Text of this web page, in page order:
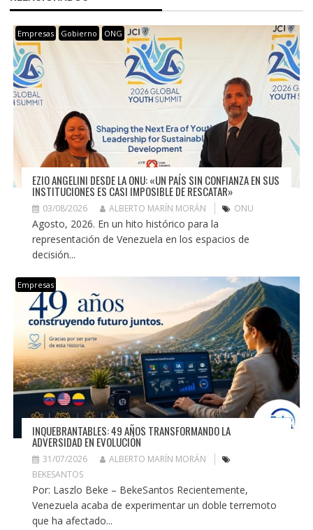
Empresas Gobierno ONG
EZIO ANGELINI DESDE LA ONU: «UN PAÍS SIN CONFIANZA EN SUS
INSTITUCIONES ES CASI IMPOSIBLE DE RESCATAR»
03/08/2026 ALBERTO MARÍN MORÁN ONU
Agosto, 2026. En un hito histórico para la
representación de Venezuela en los espacios de
decisión...
Empresas
INQUEBRANTABLES: 49 AÑOS TRANSFORMANDO LA
ADVERSIDAD EN EVOLUCIÓN
31/07/2026
ALBERTO MARÍN MORÁN
BEKESANTOS
Por: Laszlo Beke – BekeSantos Recientemente,
Venezuela acaba de experimentar un doble terremoto
que ha afectado...